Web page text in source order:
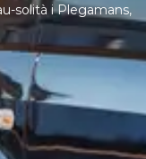
solità i Plegamans,